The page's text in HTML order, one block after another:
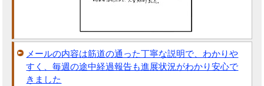
メールの内容は筋道の通った丁寧な説明で、わかりや
すく、毎週の途中経過報告も進展状況がわかり安心で
きました